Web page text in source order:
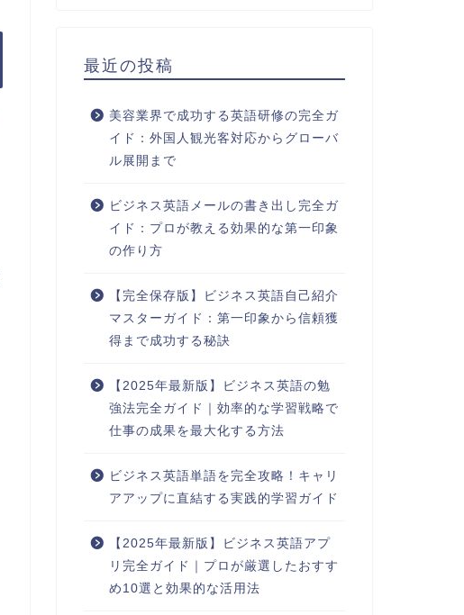
最近の投稿
美容業界で成功する英語研修の完全ガ
イド：外国人観光客対応からグローバ
ル展開まで
ビジネス英語メールの書き出し完全ガ
イド：プロが教える効果的な第一印象
の作り方
【完全保存版】ビジネス英語自己紹介
マスターガイド：第一印象から信頼獲
得まで成功する秘訣
【2025年最新版】ビジネス英語の勉
強法完全ガイド｜効率的な学習戦略で
仕事の成果を最大化する方法
ビジネス英語単語を完全攻略！キャリ
アアップに直結する実践的学習ガイド
【2025年最新版】ビジネス英語アプ
リ完全ガイド｜プロが厳選したおすす
め10選と効果的な活用法